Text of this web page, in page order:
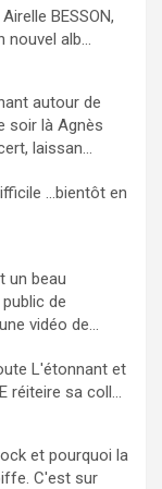
Airelle BESSON,
nouvel alb...
autour de
soir là Agnès
laissan...
...bientôt en
un beau
de
vidéo de...
L'étonnant et
réiteire sa coll...
et pourquoi la
C'est sur